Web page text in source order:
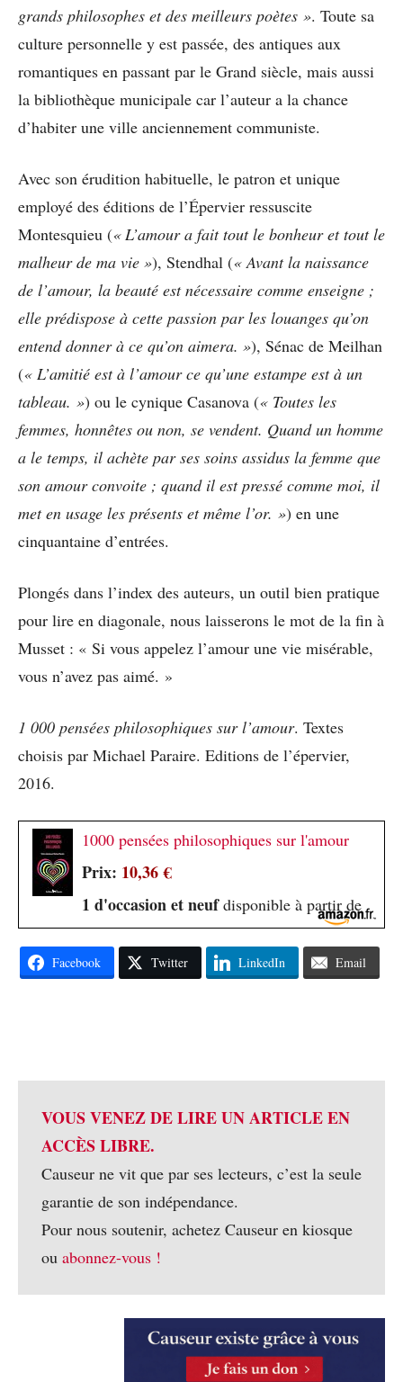
grands philosophes et des meilleurs poètes ». Toute sa
culture personnelle y est passée, des antiques aux
romantiques en passant par le Grand siècle, mais aussi
la bibliothèque municipale car l’auteur a la chance
d’habiter une ville anciennement communiste.
Avec son érudition habituelle, le patron et unique
employé des éditions de l’Épervier ressuscite
Montesquieu (« L’amour a fait tout le bonheur et tout le
malheur de ma vie »), Stendhal (« Avant la naissance
de l’amour, la beauté est nécessaire comme enseigne ;
elle prédispose à cette passion par les louanges qu’on
entend donner à ce qu’on aimera. »), Sénac de Meilhan
(« L’amitié est à l’amour ce qu’une estampe est à un
tableau. ») ou le cynique Casanova (« Toutes les
femmes, honnêtes ou non, se vendent. Quand un homme
a le temps, il achète par ses soins assidus la femme que
son amour convoite ; quand il est pressé comme moi, il
met en usage les présents et même l’or. ») en une
cinquantaine d’entrées.
Plongés dans l’index des auteurs, un outil bien pratique
pour lire en diagonale, nous laisserons le mot de la fin à
Musset : « Si vous appelez l’amour une vie misérable,
vous n’avez pas aimé. »
1 000 pensées philosophiques sur l’amour. Textes
choisis par Michael Paraire. Editions de l’épervier,
2016.
1000 pensées philosophiques sur l'amour
Prix: 10,36 €
1 d'occasion et neufdisponible à partir de
Facebook Twitter LinkedIn Email
VOUS VENEZ DE LIRE UN ARTICLE EN
ACCÈS LIBRE.
Causeur ne vit que par ses lecteurs, c’est la seule
garantie de son indépendance.
Pour nous soutenir, achetez Causeur en kiosque
ou abonnez-vous !